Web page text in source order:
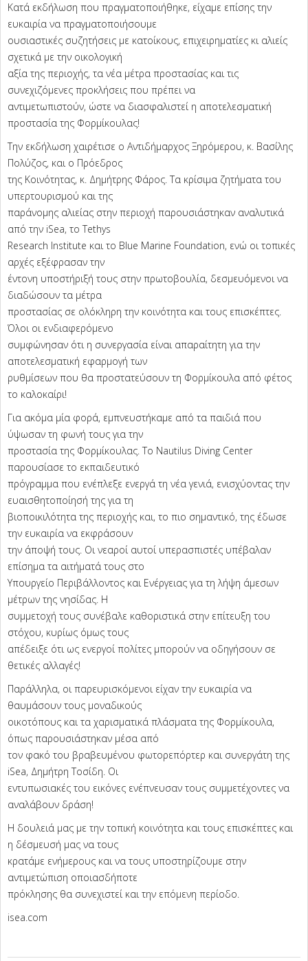
Κατά εκδήλωση που πραγματοποιήθηκε, είχαμε επίσης την
ευκαιρία να πραγματοποιήσουμε
ουσιαστικές συζητήσεις με κατοίκους, επιχειρηματίες κι αλιείς
σχετικά με την οικολογική
αξία της περιοχής, τα νέα μέτρα προστασίας και τις
συνεχιζόμενες προκλήσεις που πρέπει να
αντιμετωπιστούν, ώστε να διασφαλιστεί η αποτελεσματική
προστασία της Φορμίκουλας!
Την εκδήλωση χαιρέτισε ο Αντιδήμαρχος Ξηρόμερου, κ. Βασίλης
Πολύζος, και ο Πρόεδρος
της Κοινότητας, κ. Δημήτρης Φάρος. Τα κρίσιμα ζητήματα του
υπερτουρισμού και της
παράνομης αλιείας στην περιοχή παρουσιάστηκαν αναλυτικά
από την iSea, το Tethys
Research Institute και το Blue Marine Foundation, ενώ οι τοπικές
αρχές εξέφρασαν την
έντονη υποστήριξή τους στην πρωτοβουλία, δεσμευόμενοι να
διαδώσουν τα μέτρα
προστασίας σε ολόκληρη την κοινότητα και τους επισκέπτες.
Όλοι οι ενδιαφερόμενο
συμφώνησαν ότι η συνεργασία είναι απαραίτητη για την
αποτελεσματική εφαρμογή των
ρυθμίσεων που θα προστατεύσουν τη Φορμίκουλα από φέτος
το καλοκαίρι!
Για ακόμα μία φορά, εμπνευστήκαμε από τα παιδιά που
ύψωσαν τη φωνή τους για την
προστασία της Φορμίκουλας. Το Nautilus Diving Center
παρουσίασε το εκπαιδευτικό
πρόγραμμα που ενέπλεξε ενεργά τη νέα γενιά, ενισχύοντας την
ευαισθητοποίησή της για τη
βιοποικιλότητα της περιοχής και, το πιο σημαντικό, της έδωσε
την ευκαιρία να εκφράσουν
την άποψή τους. Οι νεαροί αυτοί υπερασπιστές υπέβαλαν
επίσημα τα αιτήματά τους στο
Υπουργείο Περιβάλλοντος και Ενέργειας για τη λήψη άμεσων
μέτρων της νησίδας. Η
συμμετοχή τους συνέβαλε καθοριστικά στην επίτευξη του
στόχου, κυρίως όμως τους
απέδειξε ότι ως ενεργοί πολίτες μπορούν να οδηγήσουν σε
θετικές αλλαγές!
Παράλληλα, οι παρευρισκόμενοι είχαν την ευκαιρία να
θαυμάσουν τους μοναδικούς
οικοτόπους και τα χαρισματικά πλάσματα της Φορμίκουλα,
όπως παρουσιάστηκαν μέσα από
τον φακό του βραβευμένου φωτορεπόρτερ και συνεργάτη της
iSea, Δημήτρη Τοσίδη. Οι
εντυπωσιακές του εικόνες ενέπνευσαν τους συμμετέχοντες να
αναλάβουν δράση!
Η δουλειά μας με την τοπική κοινότητα και τους επισκέπτες και
η δέσμευσή μας να τους
κρατάμε ενήμερους και να τους υποστηρίζουμε στην
αντιμετώπιση οποιασδήποτε
πρόκλησης θα συνεχιστεί και την επόμενη περίοδο.
isea.com